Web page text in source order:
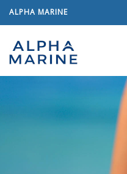
ALPHA MARINE
Nouveau bateau à Pornic